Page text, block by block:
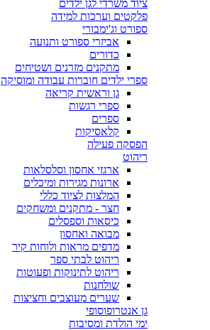
ציוד משרדי לגן ילדים
פלקטים וערכות למידה
ספורט וג'ימבורי
אביזרי ספורט ותנועה
כדורים
מתקנים מזרנים ושטיחים
ספרי ילדים חוברות עבודה ומוסיקה
גן וראשית קריאה
ספרי רגשות
ספרים
קלאסיקות
הפסקה פעילה
ריהוט
ארגזי אחסון וסלסלאות
ארונות מגירות ומיכלים
המלצות לציוד כללי
חצר - מתקנים ומשחקים
כיסאות וספסלים
מבואה ואחסון
מדפים מראות ולוחות קיר
ריהוט לבתי ספר
ריהוט לתינוקות ופעוטות
שולחנות
שערים מעוצבים וחציצות
גן אנטרופוסופי
ימי הולדת ומסיבות